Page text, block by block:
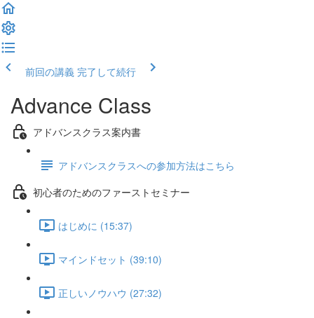
前回の講義 完了して続行
Advance Class
アドバンスクラス案内書
アドバンスクラスへの参加方法はこちら
初心者のためのファーストセミナー
はじめに (15:37)
マインドセット (39:10)
正しいノウハウ (27:32)